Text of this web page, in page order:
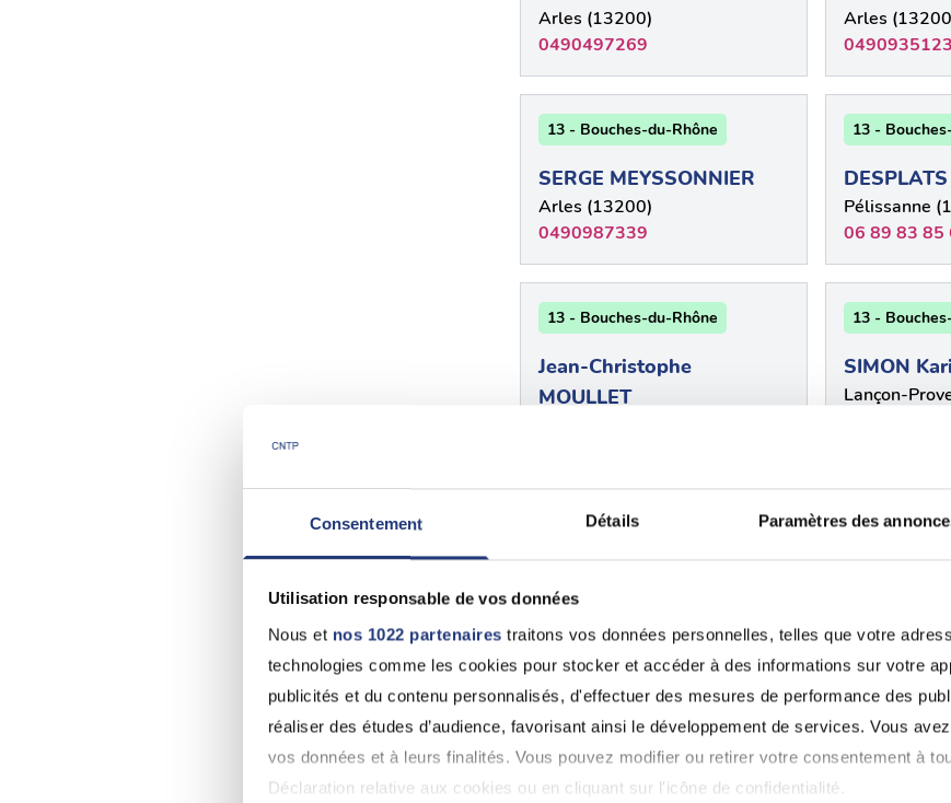
Consentement Détails Paramètres des
Utilisation responsable de vos données
Nous et nos 1022 partenaires traitons vos données personnelles, telles que votre
technologies comme les cookies pour stocker et accéder à des informations sur votre
publicités et du contenu personnalisés, d'effectuer des mesures de performance des
réaliser des études d’audience, favorisant ainsi le développement de services. Vous
vos données et à leurs finalités. Vous pouvez modifier ou retirer votre consentement à
Déclaration relative aux cookies ou en cliquant sur l'icône de confidentialité.
Arles (13200)
0490497269
Arles
0490935123
13 - Bouches-du-Rhône
SERGE MEYSSONNIER
Arles (13200)
0490987339
13 -
Pélissanne
06 89 83 85
13 - Bouches-du-Rhône
Jean-Christophe
MOULLET
13 -
SIMON
Lançon-
DOMINIQUE PIETRI
0442553743
BULLOCK
Istres